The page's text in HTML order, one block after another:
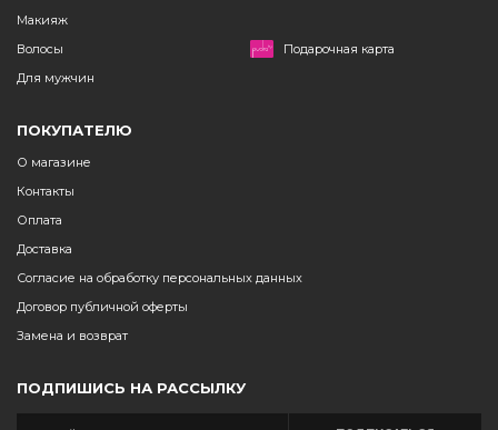
Макияж
Волосы
Для мужчин
Подарочная карта
ПОКУПАТЕЛЮ
О магазине
Контакты
Оплата
Доставка
Согласие на обработку персональных данных
Договор публичной оферты
Замена и возврат
ПОДПИШИСЬ НА РАССЫЛКУ